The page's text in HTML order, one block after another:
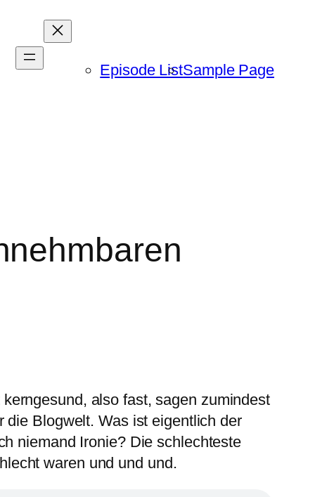
Episode ListSample Page
also fast, sagen zumindest
Blogwelt. Was ist eigentlich der
niemand Ironie? Die schlechteste
waren und und und.